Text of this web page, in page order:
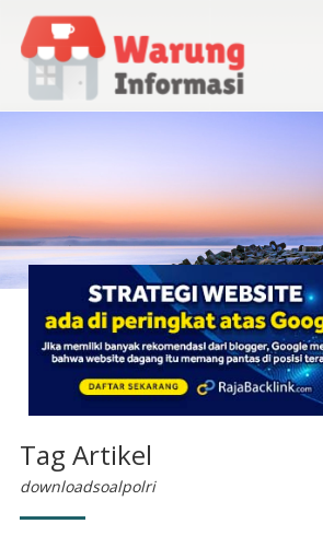
Tag Artikel
downloadsoalpolri